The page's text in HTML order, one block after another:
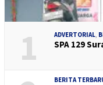
1 ADVERTORIAL,
SPA 129
BERITA